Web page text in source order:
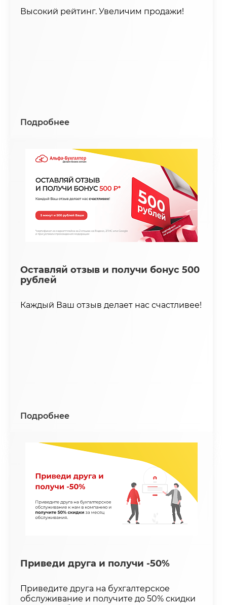
Высокий рейтинг. Увеличим продажи!
Подробнее
Оставляй отзыв и получи бонус 500
рублей
Каждый Ваш отзыв делает нас счастливее!
Подробнее
Приведи друга и получи -50%
Приведите друга на бухгалтерское
обслуживание и получите до 50% скидки